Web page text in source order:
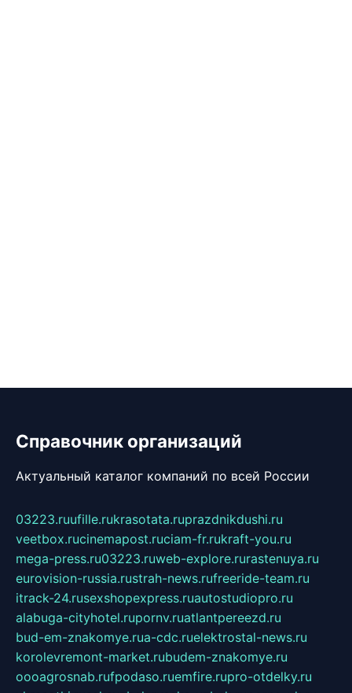
Справочник организаций
Актуальный каталог компаний по всей России
03223.ruufille.rukrasotata.ruprazdnikdushi.ru
veetbox.rucinemapost.ruciam-fr.rukraft-you.ru
mega-press.ru03223.ruweb-explore.rurastenuya.ru
eurovision-russia.rustrah-news.rufreeride-team.ru
itrack-24.rusexshopexpress.ruautostudiopro.ru
alabuga-cityhotel.rupornv.ruatlantpereezd.ru
bud-em-znakomye.rua-cdc.ruelektrostal-news.ru
korolevremont-market.rubudem-znakomye.ru
oooagrosnab.rufpodaso.ruemfire.rupro-otdelky.ru